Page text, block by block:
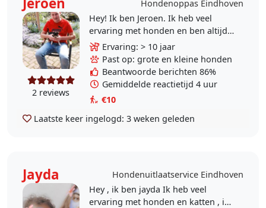
Hondenoppas Eindhoven
2 reviews
Hey! Ik ben Jeroen. Ik heb veel
ervaring met honden en ben altijd
met dieren bezig geweest. Mijn
ervaring: - gewerkt bij meerdere
dierenpensions -..
Ervaring: > 10 jaar
Past op: grote en kleine honden
Beantwoorde berichten 86%
Gemiddelde reactietijd 4 uur
€10
Laatste keer ingelogd: 3 weken geleden
Jayda
Hondenuitlaatservice Eindhoven
Hey , ik ben jayda Ik heb veel
ervaring met honden en katten , ik